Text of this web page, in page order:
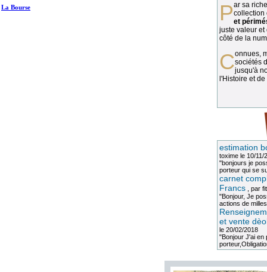
La Bourse Par sa richesse et sa diversité, lacollection
et
juste valeur et
côté de la
Connues, méconnues, ou inconnues, lessociétés
jusqu'à
l'Histoire et
estimation
toximele 10/11/
"bonjours je
porteur qui se
carnet
Francs, par
"Bonjour, Je
actions de
et vente
le 20/02/2018
"Bonjour J'ai en